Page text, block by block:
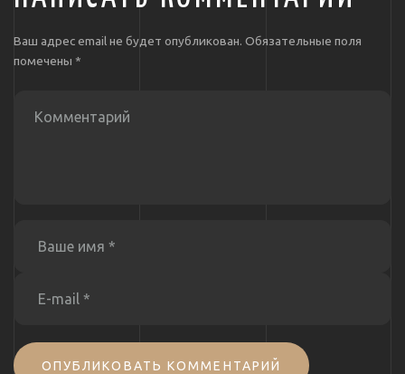
Ваш адрес email не будет опубликован. Обязательные поля
помечены *
ОПУБЛИКОВАТЬ КОММЕНТАРИЙ